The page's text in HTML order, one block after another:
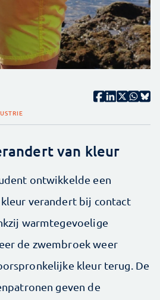
van kleur
ontwikkelde een
verandert bij contact
warmtegevoelige
de zwembroek weer
kleur terug. De
geven de